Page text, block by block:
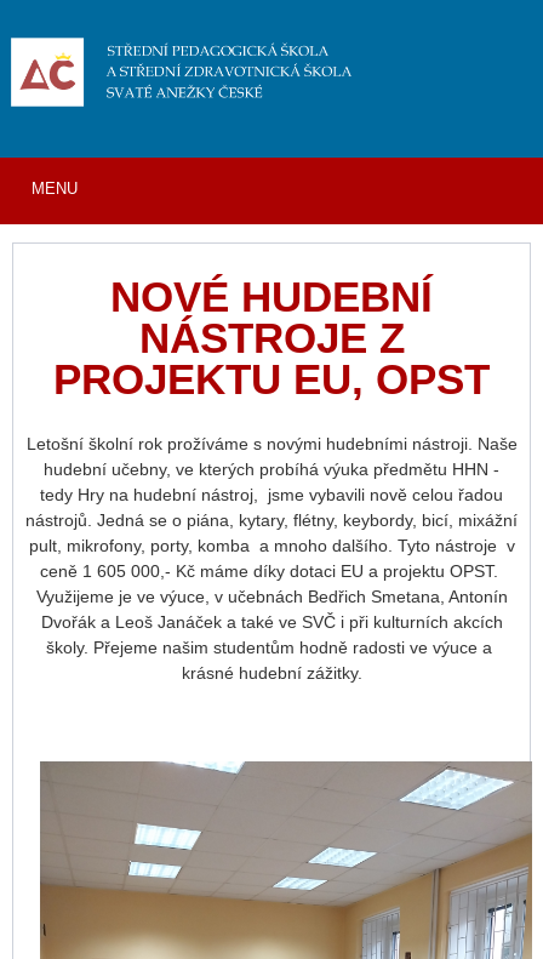
NOVÉ HUDEBNÍ
NÁSTROJE Z
PROJEKTU EU, OPST
Letošní školní rok prožíváme s novými hudebními nástroji. Naše
hudební učebny, ve kterých probíhá výuka předmětu HHN -
tedy Hry na hudební nástroj, jsme vybavili nově celou řadou
nástrojů. Jedná se o piána, kytary, flétny, keybordy, bicí, mixážní
pult, mikrofony, porty, komba a mnoho dalšího. Tyto nástroje v
ceně 1 605 000,- Kč máme díky dotaci EU a projektu OPST.
Využijeme je ve výuce, v učebnách Bedřich Smetana, Antonín
Dvořák a Leoš Janáček a také ve SVČ i při kulturních akcích
školy. Přejeme našim studentům hodně radosti ve výuce a
krásné hudební zážitky.
MENU